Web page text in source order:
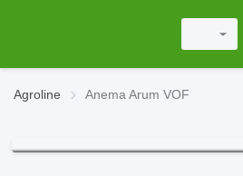
Agroline Anema Arum VOF